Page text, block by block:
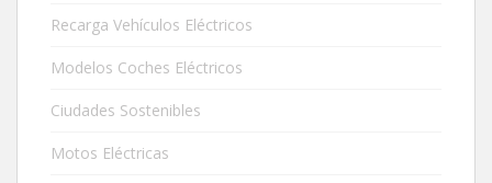
Recarga Vehículos Eléctricos
Modelos Coches Eléctricos
Ciudades Sostenibles
Motos Eléctricas